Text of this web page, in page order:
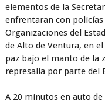
elementos de la
enfrentaran con policías
Organizaciones del
de Alto de Ventura, en
paz bajo el manto de la
represalia por parte del
A 20 minutos en auto